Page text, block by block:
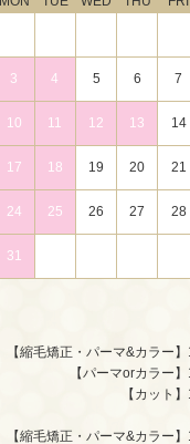
3 4 5 6 7
10 11 12 13 14
17 18 19 20 21
24 25 26 27 28
31
【縮毛矯正・パーマ&カラー
【パーマorカラー
【カット
【縮毛矯正・パーマ&カラー